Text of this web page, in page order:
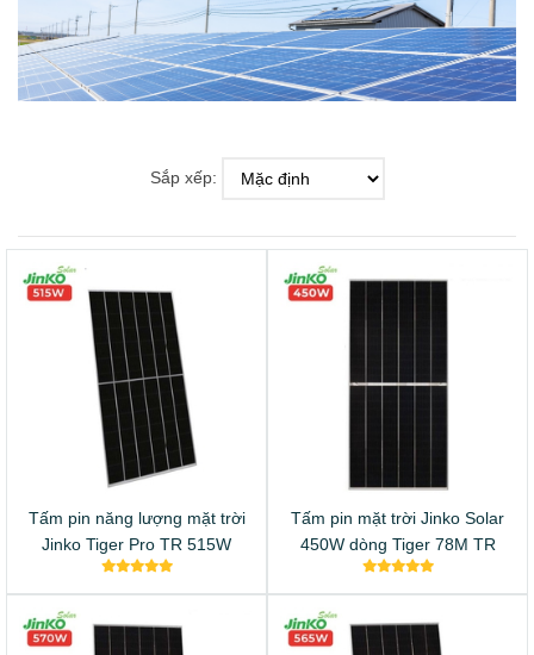
Sắp xếp:
Tấm pin năng lượng mặt trời
Jinko Tiger Pro TR 515W
Tấm pin mặt trời Jinko Solar
450W dòng Tiger 78M TR